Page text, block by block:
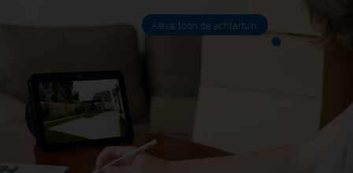
Alexa, toon de achtertuin.